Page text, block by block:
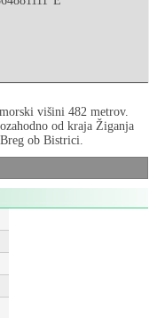
višini 482 metrov.
od kraja Žiganja
ob Bistrici.